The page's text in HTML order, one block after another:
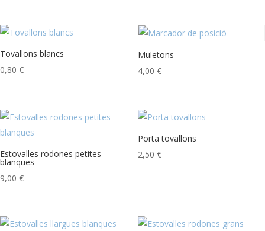
Tovallons blancs
0,80 €
Muletons
4,00 €
Estovalles rodones petites
blanques
9,00 €
Porta tovallons
2,50 €